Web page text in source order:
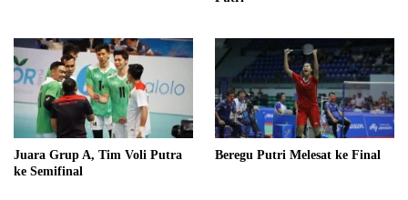
Juara Grup A, Tim Voli Putra
ke Semifinal
Beregu Putri Melesat ke Final